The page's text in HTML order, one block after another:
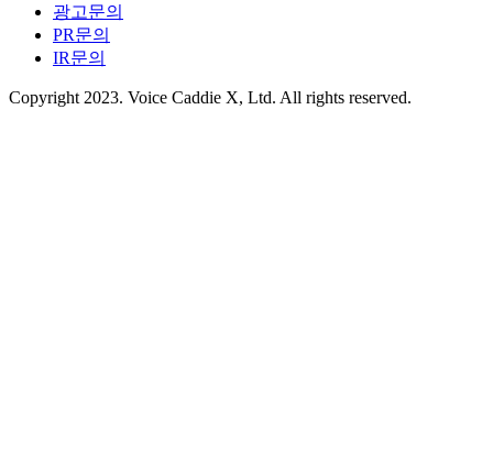
광고문의
PR문의
IR문의
Copyright 2023. Voice Caddie X, Ltd. All rights reserved.